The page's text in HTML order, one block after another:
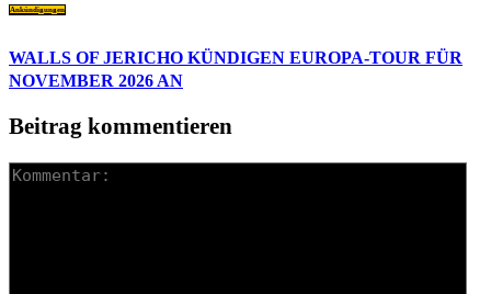
Ankündigungen
WALLS OF JERICHO KÜNDIGEN EUROPA-TOUR FÜR
NOVEMBER 2026 AN
Beitrag kommentieren